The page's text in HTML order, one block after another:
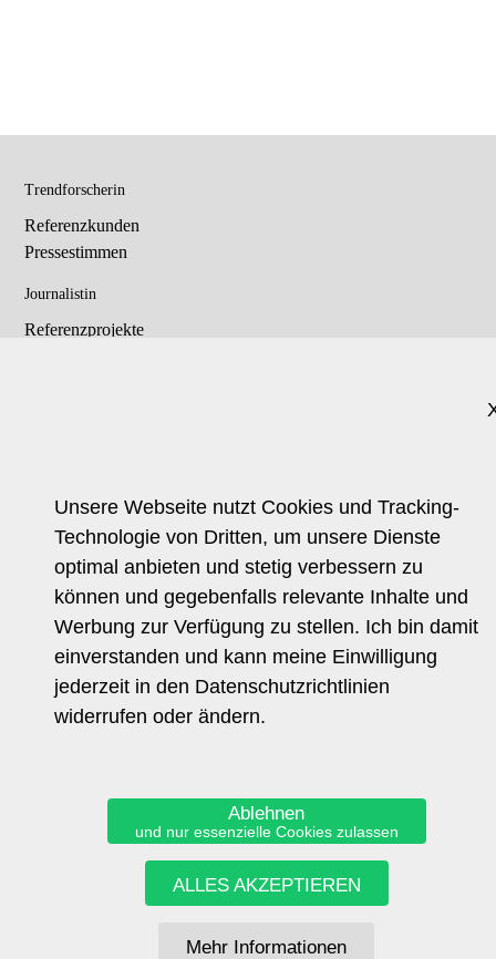
Trendforscherin
Referenzkunden
Pressestimmen
Journalistin
Referenzprojekte
Links
Impressum
Datenschutz
CORINNA MUEHLHAUSEN
c.muehlhausen@trendcoach.de
Unsere Webseite nutzt Cookies und Tracking-
Technologie von Dritten, um unsere Dienste
optimal anbieten und stetig verbessern zu
können und gegebenfalls relevante Inhalte und
Werbung zur Verfügung zu stellen. Ich bin damit
einverstanden und kann meine Einwilligung
jederzeit in den Datenschutzrichtlinien
widerrufen oder ändern.
Ablehnen
und nur essenzielle Cookies zulassen
ALLES AKZEPTIEREN
Mehr Informationen